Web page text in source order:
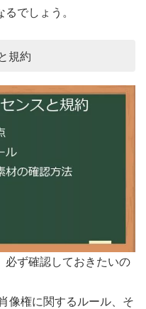
でしょう。
規約
必ず確認しておきたいの
像権に関するルール、そ